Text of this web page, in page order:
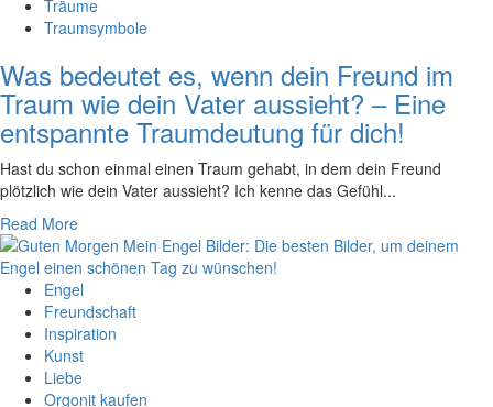
Träume
Traumsymbole
Was bedeutet es, wenn dein Freund im
Traum wie dein Vater aussieht? – Eine
entspannte Traumdeutung für dich!
Hast du schon​ einmal einen Traum gehabt, ⁣in ⁣dem dein Freund⁣
plötzlich⁢ wie dein‌ Vater‌ aussieht? Ich kenne das Gefühl...
Read More
Engel
Freundschaft
Inspiration
Kunst
Liebe
Orgonit kaufen